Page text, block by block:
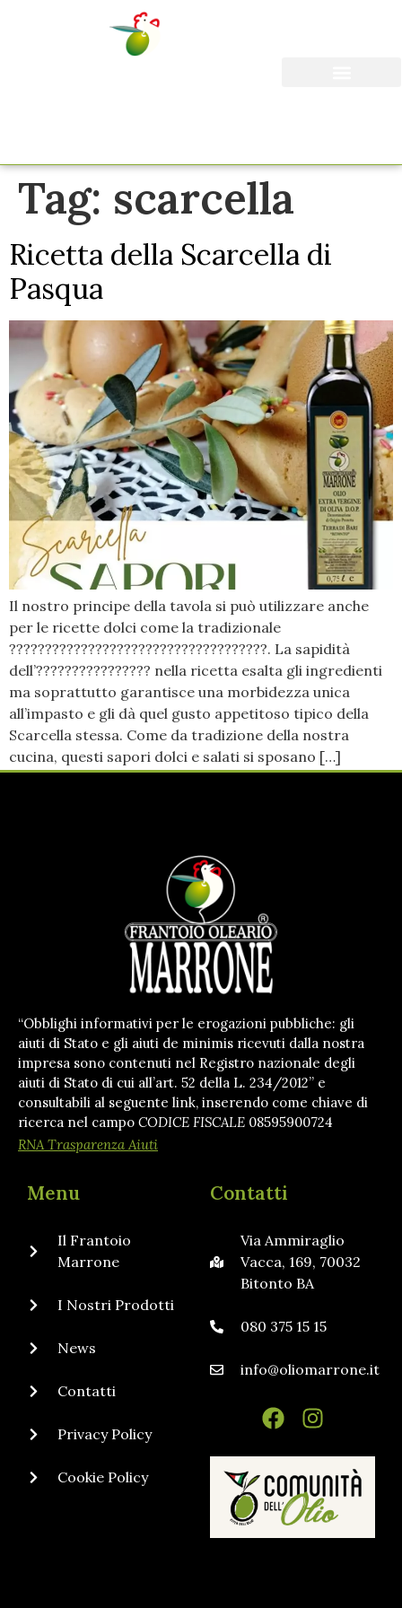
Tag: scarcella
Ricetta della Scarcella di
Pasqua
Il nostro principe della tavola si può utilizzare anche
per le ricette dolci come la tradizionale
????????????????????????????????????. La sapidità
dell’???????????????? nella ricetta esalta gli ingredienti
ma soprattutto garantisce una morbidezza unica
all’impasto e gli dà quel gusto appetitoso tipico della
Scarcella stessa. Come da tradizione della nostra
cucina, questi sapori dolci e salati si sposano […]
“Obblighi informativi per le erogazioni pubbliche: gli
aiuti di Stato e gli aiuti de minimis ricevuti dalla nostra
impresa sono contenuti nel Registro nazionale degli
aiuti di Stato di cui all’art. 52 della L. 234/2012” e
consultabili al seguente link, inserendo come chiave di
ricerca nel campo CODICE FISCALE 08595900724
RNA Trasparenza Aiuti
Menu
Il Frantoio
Marrone
I Nostri Prodotti
News
Contatti
Privacy Policy
Cookie Policy
Contatti
Via Ammiraglio
Vacca, 169, 70032
Bitonto BA
080 375 15 15
info@oliomarrone.it